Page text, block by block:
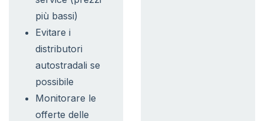
più bassi)
Evitare i
distributori
autostradali se
possibile
Monitorare le
offerte delle